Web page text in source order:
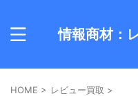
情報商材：
HOME > レビュー買取 >